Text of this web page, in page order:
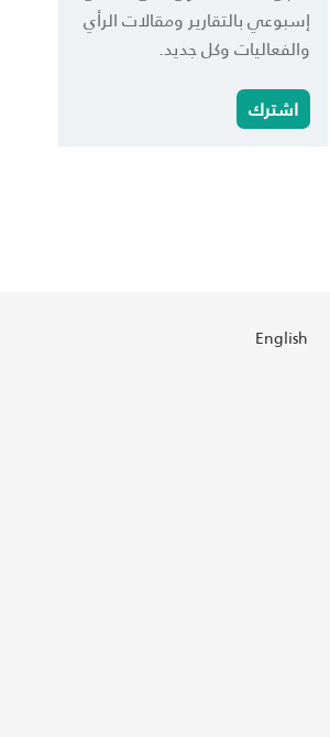
إسبوعي بالتقارير ومقالات الرأي
والفعاليات وكل جديد.
اشترك
English